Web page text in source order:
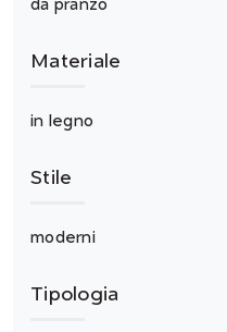
da pranzo
Materiale
in legno
Stile
moderni
Tipologia